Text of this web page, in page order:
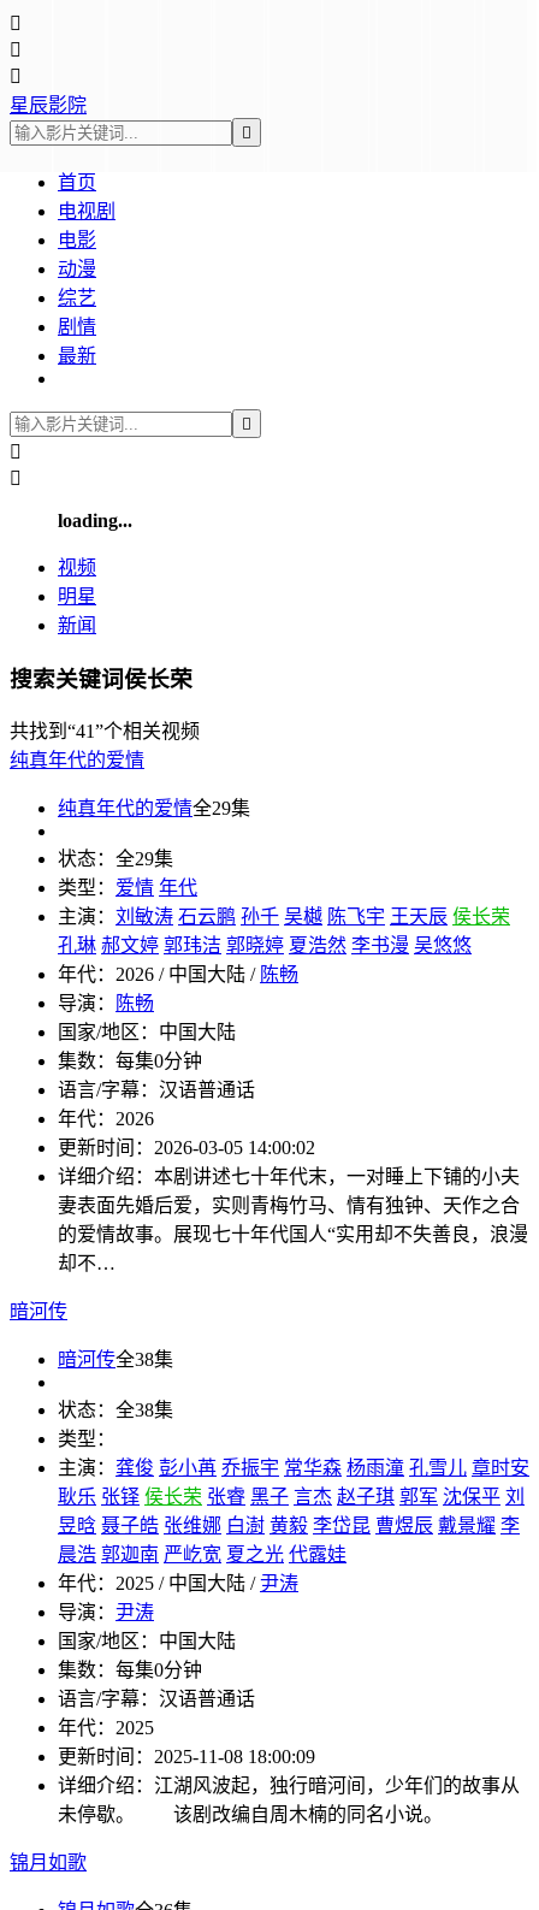



星辰影院

首页
电视剧
电影
动漫
综艺
剧情
最新



loading...
视频
明星
新闻
搜索关键词侯长荣
共找到 “41”个相关视频
纯真年代的爱情
纯真年代的爱情全29集
状态： 全29集
类型： 爱情 年代
主演： 刘敏涛 石云鹏 孙千 吴樾 陈飞宇 王天辰 侯长荣
孔琳 郝文婷 郭玮洁 郭晓婷 夏浩然 李书漫 吴悠悠
年代： 2026 / 中国大陆 / 陈畅
导演：
陈畅
国家/地区： 中国大陆
集数： 每集0分钟
语言/字幕： 汉语普通话
年代： 2026
更新时间： 2026-03-05 14:00:02
详细介绍： 本剧讲述七十年代末，一对睡上下铺的小夫
妻表面先婚后爱，实则青梅竹马、情有独钟、天作之合
的爱情故事。展现七十年代国人“实用却不失善良，浪漫
却不…
暗河传
暗河传全38集
状态： 全38集
类型：
主演： 龚俊 彭小苒 乔振宇 常华森 杨雨潼 孔雪儿 章时安
耿乐 张铎 侯长荣 张睿 黑子 言杰 赵子琪 郭军 沈保平 刘
昱晗 聂子皓 张维娜 白澍 黄毅 李岱昆 曹煜辰 戴景耀 李
晨浩 郭迦南 严屹宽 夏之光 代露娃
年代： 2025 / 中国大陆 /尹涛
导演： 尹涛
国家/地区： 中国大陆
集数： 每集0分钟
语言/字幕： 汉语普通话
年代： 2025
更新时间： 2025-11-08 18:00:09
详细介绍： 江湖风波起，独行暗河间，少年们的故事从
未停歇。 该剧改编自周木楠的同名小说。
锦月如歌